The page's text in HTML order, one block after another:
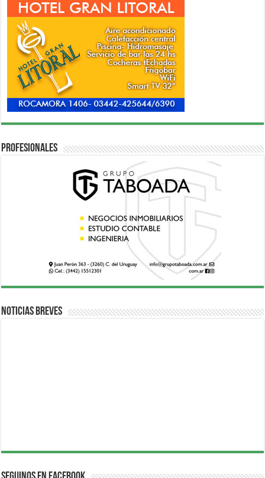
Profesionales
Noticias breves